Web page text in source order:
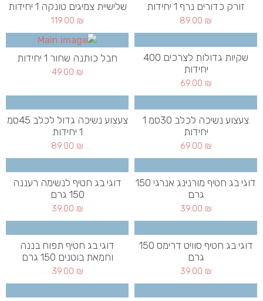
זורק כדורים נרף 1 יחידות
89.00 ₪
שלישיית צמיגים טונקה 1 יחידות
119.00 ₪
שקיות גדולות לצרכים 400
יחידות
69.00 ₪
חבל כותנה שחור 1 יחידות
49.00 ₪
צעצוע נשיכה לכלב 30סמ 1
יחידות
69.00 ₪
צעצוע נשיכה גדול לכלב 45סמ
1 יחידות
89.00 ₪
דוגי בג חטיף מורנינג אנרגי 150
גרם
39.00 ₪
דוגי בג חטיף לנשימה רעננה
150 גרם
39.00 ₪
דוגי בג חטיף סוויט דרימס 150
גרם
39.00 ₪
דוגי בג חטיף תפוח בננה
וחמאת בוטנים 150 גרם
39.00 ₪